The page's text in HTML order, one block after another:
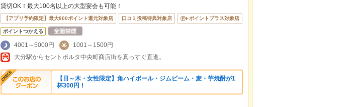
貸切OK！最大100名以上の大型宴会も可能！
【アプリ予約限定】最大800ポイント還元対象店 口コミ投稿特典対象店 ポイントプラス対象店
ポイントつかえる
4001～5000円
1001～1500円
大分駅からセントポルタ中央町商店街を真っすぐ直進。
【日～木・女性限定】角ハイボール・ジムビーム・麦・芋焼酎が1
杯300円！